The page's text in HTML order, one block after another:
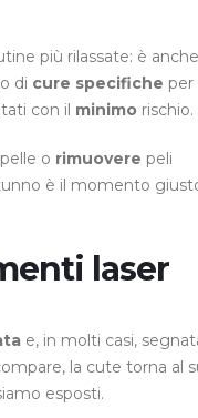
più rilassate: è
di cure specifiche per
con il minimo rischio.
o rimuovere peli
è il momento
laser
e, in molti casi,
la cute torna al
esposti.